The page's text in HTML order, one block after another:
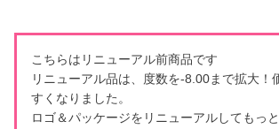
こちらはリニューアル前商品です
リニューアル品は、度数を-8.00まで拡大！
すくなりました。
ロゴ＆パッケージをリニューアルしてもっ